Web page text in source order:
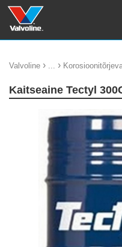
Valvoline › ... ›
Kaitseaine Tectyl